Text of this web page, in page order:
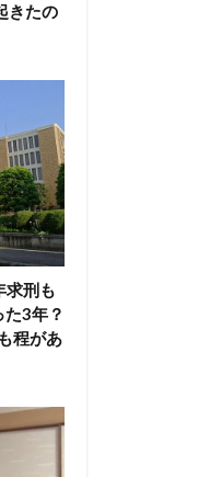
きたの
求刑も
3年？
程があ